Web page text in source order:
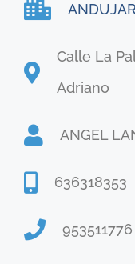
ANDUJAR
Calle La
Adriano
ANGEL
636318353
953511776